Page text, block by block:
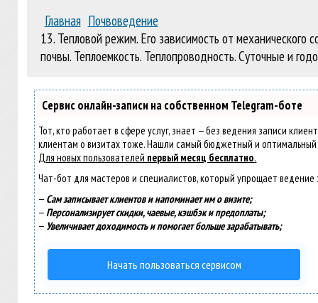
Главная Почвоведение
13. Тепловой режим. Его зависимость от
почвы. Теплоемкость. Теплопроводность. Суточные и
Сервис онлайн-записи на собственном Telegram-боте
Тот, кто работает в сфере услуг, знает — без ведения записи
клиентам о визитах тоже. Нашли самый бюджетный и
Для новых пользователей первый месяц бесплатно.
Чат-бот для мастеров и специалистов, который упрощает ведение
— Сам записывает клиентов и напоминает им о визите;
— Персонализирует скидки, чаевые, кэшбэк и предоплаты;
— Увеличивает доходимость и помогает больше зарабатывать;
Начать пользоваться сервисом